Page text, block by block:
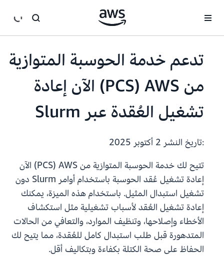
تدعم خدمة الحوسبة المتوازية
من ‏AWS ‏(PCS) الآن إعادة
تشغيل العُقدة عبر Slurm
:تاريخ النشر
تتيح لك خدمة الحوسبة المتوازية من ‏AWS ‏(PCS) الآن
إعادة تشغيل عُقد الحوسبة باستخدام أوامر Slurm دون
تشغيل استبدال المثيل. باستخدام هذه الميزة، يمكنك
إعادة تشغيل العُقد لأسباب تشغيلية مثل استكشاف
الأخطاء وإصلاحها، وتنظيف الموارد، والتعافي من الحالات
المتدهورة قبل طلب استبدال كامل للعُقدة، مما يتيح لك
الحفاظ على صحة الكتلة بكفاءة وبتكاليف أقل.